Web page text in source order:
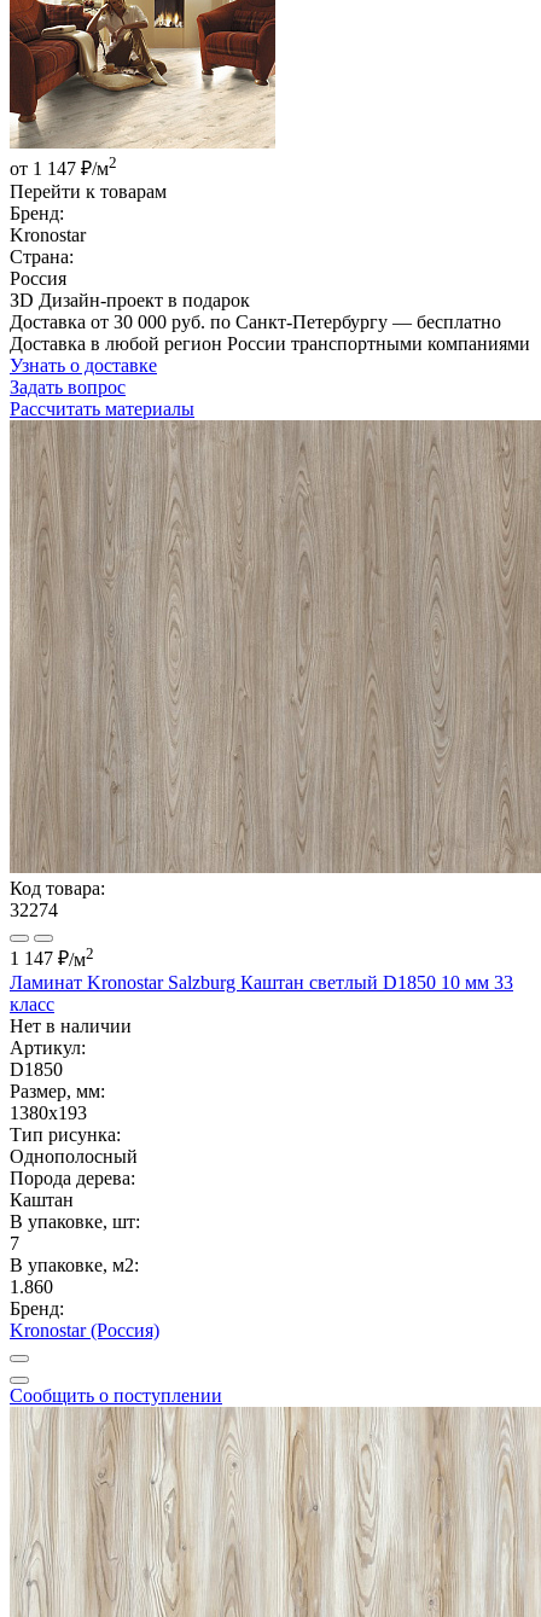
от 1 147 ₽/м2
Перейти к товарам
Бренд:
Kronostar
Страна:
Россия
ЗD Дизайн-проект в подарок
Доставка от 30 000 руб. по Санкт-Петербургу — бесплатно
Доставка в любой регион России транспортными компаниями
Узнать о доставке
Задать вопрос
Рассчитать материалы
Код товара:
32274
1 147 ₽/м2
Ламинат Kronostar Salzburg Каштан светлый D1850 10 мм 33
класс
Нет в наличии
Артикул:
D1850
Размер, мм:
1380x193
Тип рисунка:
Однополосный
Порода дерева:
Каштан
В упаковке, шт:
7
В упаковке, м2:
1.860
Бренд:
Kronostar (Россия)
Сообщить о поступлении